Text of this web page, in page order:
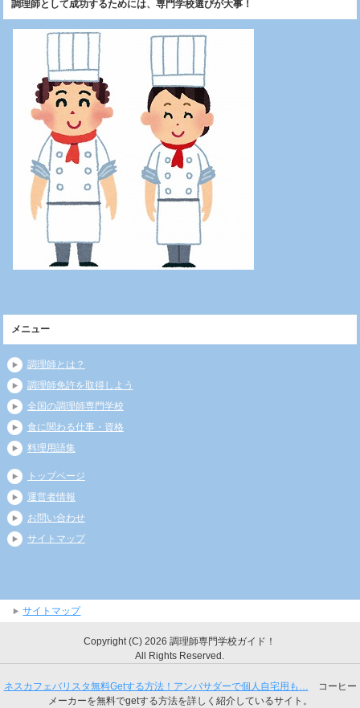
調理師として成功するためには、専門学校選びが大事！
メニュー
調理師とは？
調理師免許を取得しよう
全国の調理師専門学校
食に関わる仕事・資格
料理用語集
トップページ
運営者情報
お問い合わせ
サイトマップ
サイトマップ
Copyright (C) 2026 調理師専門学校ガイド！
All Rights Reserved.
ネスカフェバリスタ無料Getする方法！アンバサダーで個人自宅用も…
コーヒー
メーカーを無料でgetする方法を詳しく紹介しているサイト。